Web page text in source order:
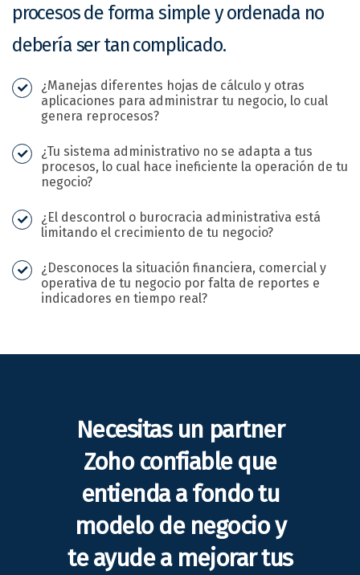
procesos de forma simple y ordenada no
debería ser tan complicado.
¿Manejas diferentes hojas de cálculo y otras
aplicaciones para administrar tu negocio, lo cual
genera reprocesos?
¿Tu sistema administrativo no se adapta a tus
procesos, lo cual hace ineficiente la operación de tu
negocio?
¿El descontrol o burocracia administrativa está
limitando el crecimiento de tu negocio?
¿Desconoces la situación financiera, comercial y
operativa de tu negocio por falta de reportes e
indicadores en tiempo real?
Necesitas un partner
Zoho confiable que
entienda a fondo tu
modelo de negocio y
te ayude a mejorar tus